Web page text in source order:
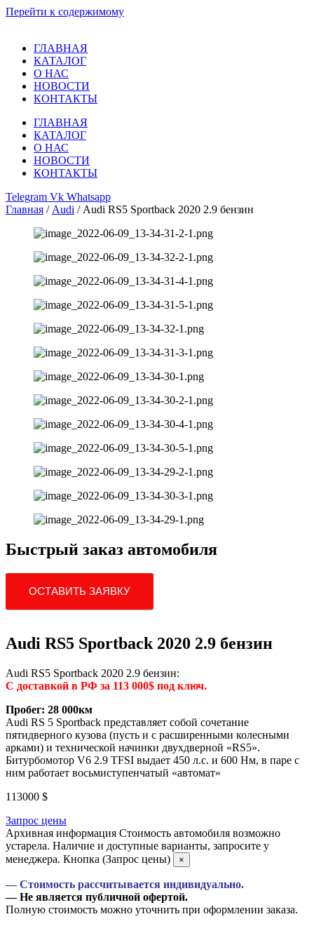
Перейти к содержимому
ГЛАВНАЯ
КАТАЛОГ
О НАС
НОВОСТИ
КОНТАКТЫ
ГЛАВНАЯ
КАТАЛОГ
О НАС
НОВОСТИ
КОНТАКТЫ
Telegram Vk Whatsapp
Главная / Audi / Audi RS5 Sportback 2020 2.9 бензин
Быстрый заказ автомобиля
ОСТАВИТЬ ЗАЯВКУ
Audi RS5 Sportback 2020 2.9 бензин
Audi RS5 Sportback 2020 2.9 бензин:
С доставкой в РФ за 113 000$ под ключ.
Пробег: 28 000км
Audi RS 5 Sportback представляет собой сочетание
пятидверного кузова (пусть и с расширенными колесными
арками) и технической начинки двухдверной «RS5».
Битурбомотор V6 2.9 TFSI выдает 450 л.с. и 600 Нм, в паре с
ним работает восьмиступенчатый «автомат»
113000 $
Запрос цены
Архивная информация Стоимость автомобиля возможно
устарела. Наличие и доступные варианты, запросите у
менеджера. Кнопка (Запрос цены)
×
— Стоимость рассчитывается индивидуально.
— Не является публичной офертой.
Полную стоимость можно уточнить при оформлении заказа.